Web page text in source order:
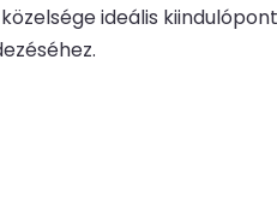
ideális